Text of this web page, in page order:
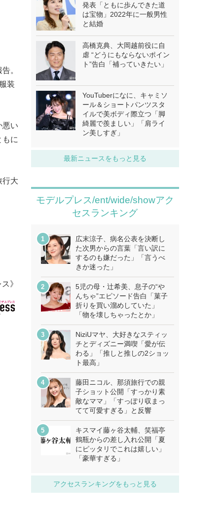
。
装
悪い
に
行大
》
発表「ともに歩んできた道
は宝物」2022年に一般男性
と結婚
高橋克典、大岡越前役に自
虐 “どうにもならないポイン
ト”告白「補っていきたい」
YouTuberになに、キャミソ
ール＆ショートパンツスタ
イルで美ボディ際立つ「脚
綺麗で羨ましい」「肩ライ
ン美しすぎ」
最新ニュースをもっと見る
モデルプレス/ent/wide/showアク
セスランキング
広末涼子、病名公表を決断し
た次男からの言葉「言い訳に
するのも嫌だった」「言うべ
きか迷った」
5児の母・辻希美、息子の“や
んちゃ”エピソード告白「菓子
折りを買い溜めしていた」
「物を壊しちゃったとか」
NiziUマヤ、大好きなスティッ
チとディズニー満喫「愛が伝
わる」「推しと推しの2ショッ
ト最高」
藤田ニコル、那須旅行での親
子ショット公開「すっかり素
敵なママ」「すっぽり収まっ
てて可愛すぎる」と反響
キスマイ藤ヶ谷太輔、笑福亭
鶴瓶からの差し入れ公開「夏
にピッタリでこれは嬉しい」
「豪華すぎる」
アクセスランキングをもっと見る